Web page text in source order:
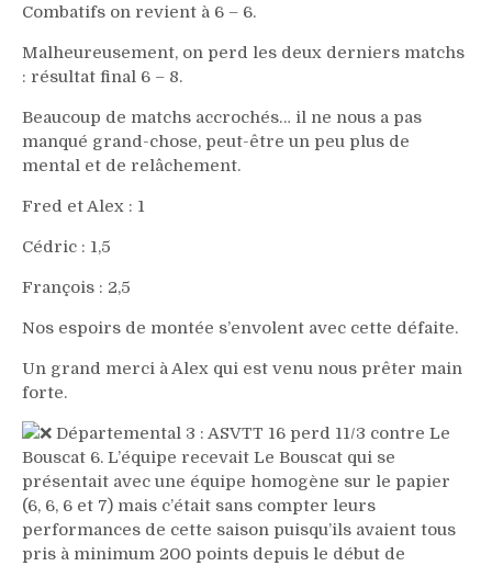
Combatifs on revient à 6 – 6.
Malheureusement, on perd les deux derniers matchs
: résultat final 6 – 8.
Beaucoup de matchs accrochés… il ne nous a pas
manqué grand-chose, peut-être un peu plus de
mental et de relâchement.
Fred et Alex : 1
Cédric : 1,5
François : 2,5
Nos espoirs de montée s’envolent avec cette défaite.
Un grand merci à Alex qui est venu nous prêter main
forte.
Départemental 3 : ASVTT 16 perd 11/3 contre Le
Bouscat 6. L’équipe recevait Le Bouscat qui se
présentait avec une équipe homogène sur le papier
(6, 6, 6 et 7) mais c’était sans compter leurs
performances de cette saison puisqu’ils avaient tous
pris à minimum 200 points depuis le début de